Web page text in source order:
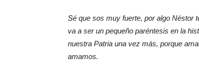
Sé que sos muy fuerte, por algo Néstor
va a ser un pequeño paréntesis en la
nuestra Patria una vez más, porque
amamos.